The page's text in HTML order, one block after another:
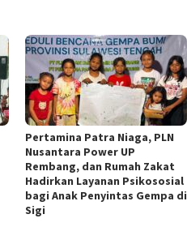
Pertamina Patra Niaga, PLN
Nusantara Power UP
Rembang, dan Rumah Zakat
Hadirkan Layanan Psikososial
bagi Anak Penyintas Gempa di
Sigi